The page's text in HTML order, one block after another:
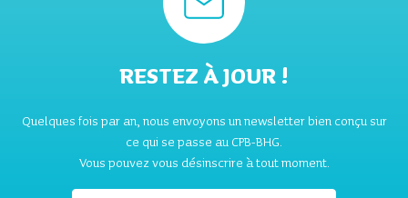
RESTEZ À JOUR !
Quelques fois par an, nous envoyons un newsletter bien conçu sur
ce qui se passe au CPB-BHG.
Vous pouvez vous désinscrire à tout moment.